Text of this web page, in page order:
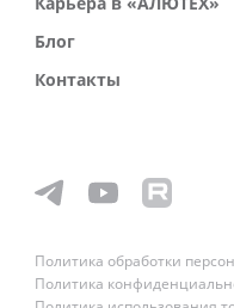
Блог
Контакты
Политика обработки
Политика